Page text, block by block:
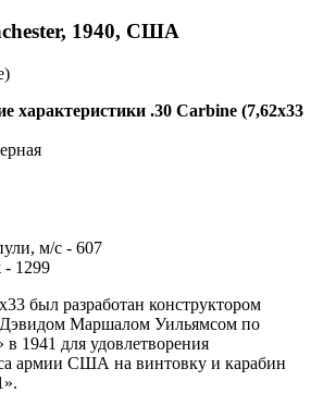
1940, США
характеристики .30 Carbine (7,62x33
м/с - 607
- 1299
был разработан конструктором
Маршалом Уильямсом по
1941 для удовлетворения
армии США на винтовку и карабин